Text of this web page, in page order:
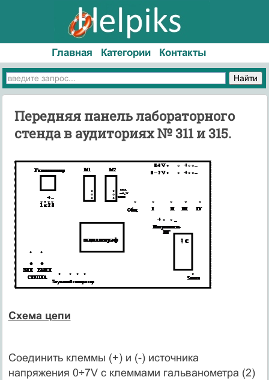
Главная Категории Контакты
Передняя панель лабораторного
стенда в аудиториях № 311 и 315.
Схема цепи
Соединить клеммы (+) и (-) источника
напряжения 0÷7V с клеммами гальванометра (2)